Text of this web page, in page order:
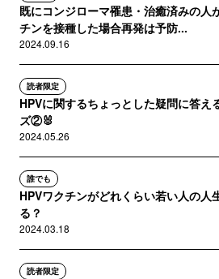
既にコンジローマ罹患・治癒済みの人
チンを接種した場合再発は予防...
2024.09.16
読者限定
HPVに関するちょっとした疑問に答え
ズ②🐰
2024.05.26
誰でも
HPVワクチンがどれくらい若い人の人
る？
2024.03.18
読者限定